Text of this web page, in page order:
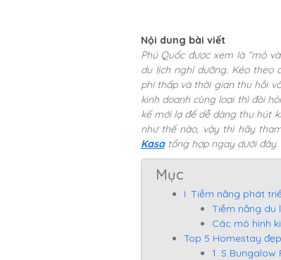
Nội dung bài viết
Phú Quốc được xem là “mỏ
du lịch nghỉ dưỡng. Kéo theo
phí thấp và thời gian thu hồi
kinh doanh cùng loại thì đòi
kế mới lạ để dễ dàng thu hút
như thế nào, vậy thì hãy
Kasatổng hợp ngay dưới đây.
Mục
I. Tiềm năng phát
Tiềm năng du
Các mô hình
Top 5 Homestay
1. S Bungalow